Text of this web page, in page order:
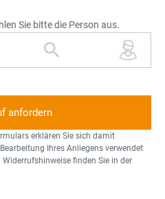
Sie bitte die Person aus.
u
e
e
s
n
erklären Sie sich damit
Ihres Anliegens verwendet
finden Sie in der